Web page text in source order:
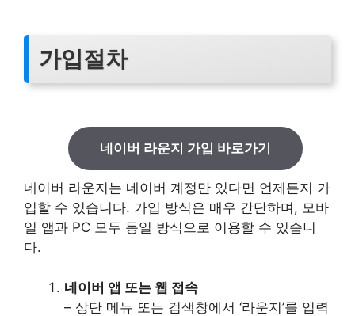
가입절차
네이버 라운지 가입 바로가기
네이버 라운지는 네이버 계정만 있다면 언제든지 가
입할 수 있습니다. 가입 방식은 매우 간단하며, 모바
일 앱과 PC 모두 동일 방식으로 이용할 수 있습니
다.
네이버 앱 또는 웹 접속
– 상단 메뉴 또는 검색창에서 ‘라운지’를 입력